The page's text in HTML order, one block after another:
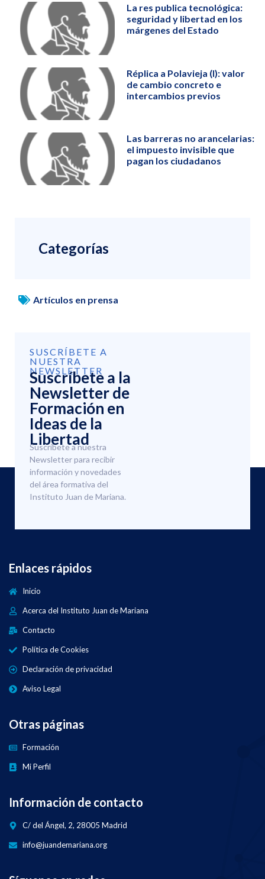
La res publica tecnológica:
seguridad y libertad en los
márgenes del Estado
Réplica a Polavieja (I): valor
de cambio concreto e
intercambios previos
Las barreras no arancelarias:
el impuesto invisible que
pagan los ciudadanos
Categorías
Artículos en prensa
SUSCRÍBETE A
NUESTRA
NEWSLETTER
Suscríbete a la
Newsletter de
Formación en
Ideas de la
Libertad
Suscríbete a nuestra
Newsletter para recibir
información y novedades
del área formativa del
Instituto Juan de Mariana.
Enlaces rápidos
Inicio
Acerca del Instituto Juan de Mariana
Contacto
Política de Cookies
Declaración de privacidad
Aviso Legal
Otras páginas
Formación
Mi Perfil
Información de contacto
C/ del Ángel, 2, 28005 Madrid
info@juandemariana.org